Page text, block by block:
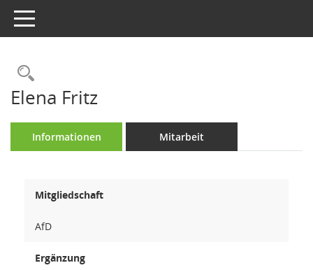
Toggle navigation
Rechercheauswahl
Elena Fritz
Informationen Mitarbeit
Mitgliedschaft
AfD
Ergänzung